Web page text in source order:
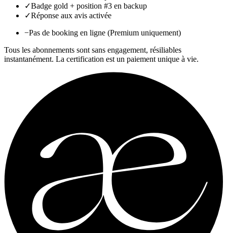
✓Badge gold + position #3 en backup
✓Réponse aux avis activée
−Pas de booking en ligne (Premium uniquement)
Tous les abonnements sont sans engagement, résiliables
instantanément. La certification est un paiement unique à vie.